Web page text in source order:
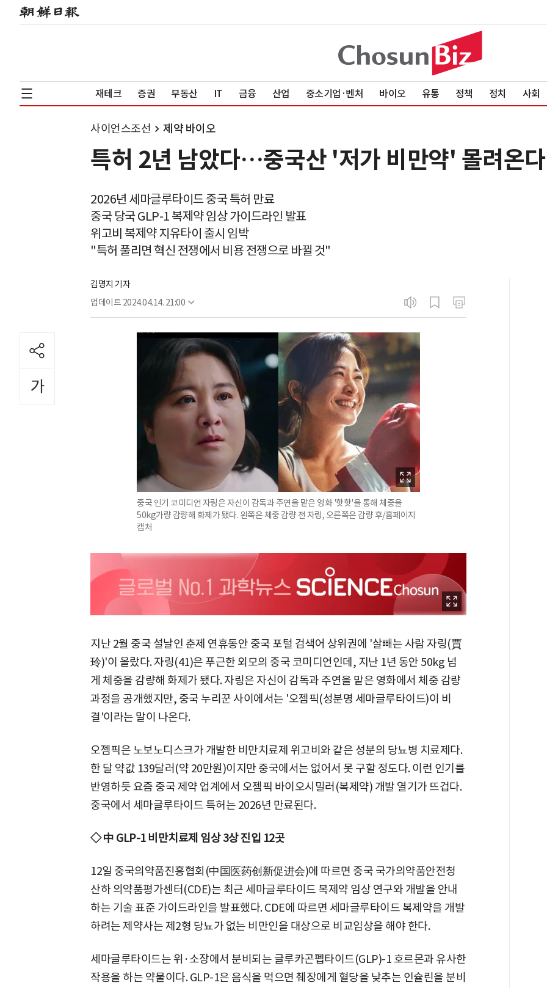
재테크 증권 부동산 IT 금융 산업 중소기업·벤처 바이오 유통 정책 정치 사회
사이언스조선 제약 바이오
특허 2년 남았다…중국산 '저가 비만약' 몰려온다
2026년 세마글루타이드 중국 특허 만료
중국 당국 GLP-1 복제약 임상 가이드라인 발표
위고비 복제약 지유타이 출시 임박
"특허 풀리면 혁신 전쟁에서 비용 전쟁으로 바뀔 것"
김명지 기자
업데이트 2024.04.14. 21:00
중국 인기 코미디언 자링은 자신이 감독과 주연을 맡은 영화 '핫핫'을 통해 체중을
50kg가량 감량해 화제가 됐다. 왼쪽은 체중 감량 전 자링, 오른쪽은 감량 후/홈페이지
캡처
지난 2월 중국 설날인 춘제 연휴동안 중국 포털 검색어 상위권에 '살빼는 사람 자링(賈
玲)'이 올랐다. 자링(41)은 푸근한 외모의 중국 코미디언인데, 지난 1년 동안 50kg 넘
게 체중을 감량해 화제가 됐다. 자링은 자신이 감독과 주연을 맡은 영화에서 체중 감량
과정을 공개했지만, 중국 누리꾼 사이에서는 '오젬픽(성분명 세마글루타이드)이 비
결'이라는 말이 나온다.
오젬픽은 노보노디스크가 개발한 비만치료제 위고비와 같은 성분의 당뇨병 치료제다.
한 달 약값 139달러(약 20만원)이지만 중국에서는 없어서 못 구할 정도다. 이런 인기를
반영하듯 요즘 중국 제약 업계에서 오젬픽 바이오시밀러(복제약) 개발 열기가 뜨겁다.
중국에서 세마글루타이드 특허는 2026년 만료된다.
◇ 中 GLP-1 비만치료제 임상 3상 진입 12곳
12일 중국의약품진흥협회(中国医药创新促进会)에 따르면 중국 국가의약품안전청
산하 의약품평가센터(CDE)는 최근 세마글루타이드 복제약 임상 연구와 개발을 안내
하는 기술 표준 가이드라인을 발표했다. CDE에 따르면 세마글루타이드 복제약을 개발
하려는 제약사는 제2형 당뇨가 없는 비만인을 대상으로 비교임상을 해야 한다.
세마글루타이드는 위·소장에서 분비되는 글루카곤펩타이드(GLP)-1 호르몬과 유사한
작용을 하는 약물이다. GLP-1은 음식을 먹으면 췌장에게 혈당을 낮추는 인슐린을 분비